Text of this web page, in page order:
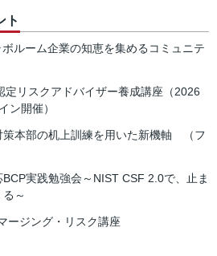
ト
ルーム企業の知恵を集めるコミュニテ
定リスクアドバイザー養成講座（2026
ン開催）
策本部の机上訓練を用いた新機軸 （フ
実践勉強会～NIST CSF 2.0で、止ま
～
ージング・リスク講座